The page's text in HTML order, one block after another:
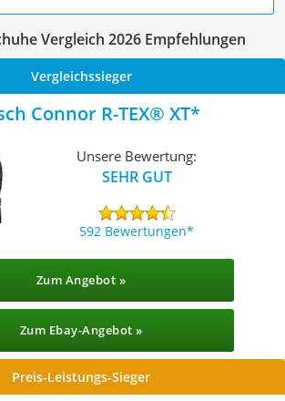
Vergleich 2026 Empfehlungen
Vergleichssieger
Connor R-TEX® XT
Unsere Bewertung:
SEHR GUT
592 Bewertungen
Zum Angebot »
Zum Ebay-Angebot »
Preis-Leistungs-Sieger